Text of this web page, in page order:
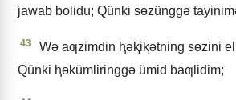
jawab bolidu; Qünki sɵzünggǝ
43
Wǝ aƣzimdin ⱨǝⱪiⱪǝtning sɵzini
Qünki ⱨɵkümliringgǝ ümid baƣlidim;